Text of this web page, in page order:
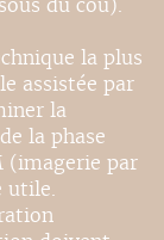
du cou).
la plus
assistée par
la
la phase
(imagerie par
utile.